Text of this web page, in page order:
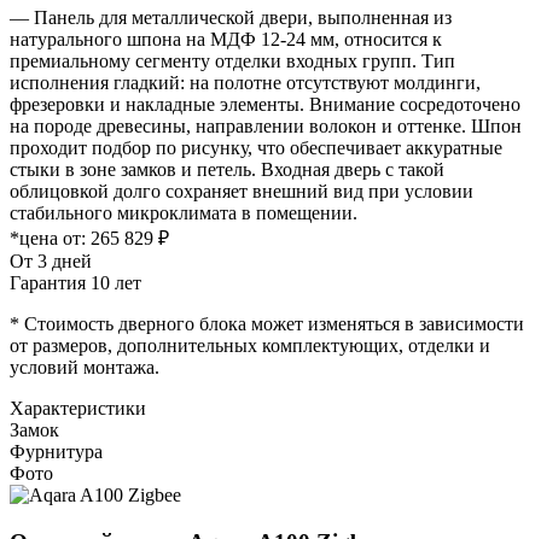
— Панель для металлической двери, выполненная из
натурального шпона на МДФ 12-24 мм, относится к
премиальному сегменту отделки входных групп. Тип
исполнения гладкий: на полотне отсутствуют молдинги,
фрезеровки и накладные элементы. Внимание сосредоточено
на породе древесины, направлении волокон и оттенке. Шпон
проходит подбор по рисунку, что обеспечивает аккуратные
стыки в зоне замков и петель. Входная дверь с такой
облицовкой долго сохраняет внешний вид при условии
стабильного микроклимата в помещении.
*цена от: 265 829 ₽
От 3 дней
Гарантия 10 лет
* Стоимость дверного блока может изменяться в зависимости
от размеров, дополнительных комплектующих, отделки и
условий монтажа.
Характеристики
Замок
Фурнитура
Фото